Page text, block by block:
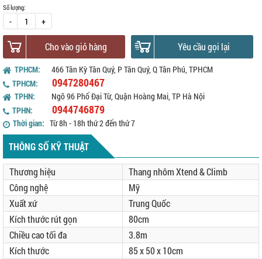
Số lượng:
- +
Cho vào giỏ hàng Yêu cầu gọi lại
TPHCM:
466 Tân Kỳ Tân Quý, P Tân Quý, Q Tân Phú, TPHCM
TPHCM:
0947280467
TPHN:
Ngõ 96 Phố Đại Từ, Quận Hoàng Mai, TP Hà Nội
TPHN:
0944746879
Thời gian: Từ 8h - 18h thứ 2 đến thứ 7
THÔNG SỐ KỸ THUẬT
Thương hiệu
Thang nhôm Xtend & Climb
Công nghệ
Mỹ
Xuất xứ
Trung Quốc
Kích thước rút gọn
80cm
Chiều cao tối đa
3.8m
Kích thước
85 x 50 x 10cm